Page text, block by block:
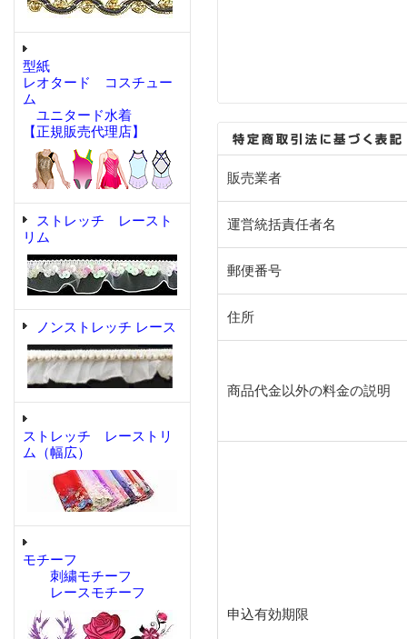
型紙
レオタード コスチュー
ム
ユニタード水着
【正規販売代理店】
ストレッチ レースト
リム
ノンストレッチ レース
ストレッチ レーストリ
ム（幅広）
モチーフ
刺繍モチーフ
レースモチーフ
販売業者
運営統括責任者名
郵便番号
住所
商品代金以外の料金の説明
申込有効期限